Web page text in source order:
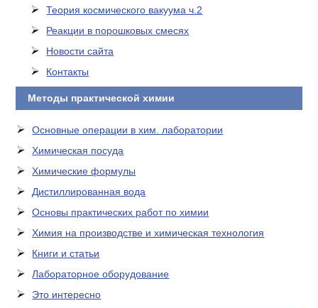
Теория космического вакуума ч.2
Реакции в порошковых смесях
Новости сайта
Контакты
Методы практической химии
Основные операции в хим. лаборатории
Химическая посуда
Химические формулы
Дистиллированная вода
Основы практических работ по химии
Химия на производстве и химическая технология
Книги и статьи
Лабораторное оборудование
Это интересно